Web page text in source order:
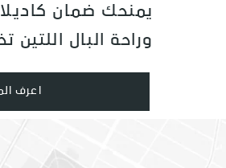
يمنحك ضمان
وراحة البال
اعرف